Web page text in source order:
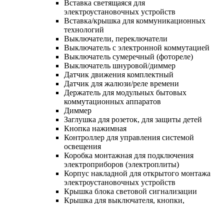
Вставка светящаяся для
электроустановочных устройств
Вставка/крышка для коммуникационных
технологий
Выключатели, переключатели
Выключатель с электронной коммутацией
Выключатель сумеречный (фотореле)
Выключатель шнуровой/диммер
Датчик движения комплектный
Датчик для жалюзи/реле времени
Держатель для модульных бытовых
коммутационных аппаратов
Диммер
Заглушка для розеток, для защиты детей
Кнопка нажимная
Контроллер для управления системой
освещения
Коробка монтажная для подключения
электроприборов (электроплиты)
Корпус накладной для открытого монтажа
электроустановочных устройств
Крышка блока световой сигнализации
Крышка для выключателя, кнопки,